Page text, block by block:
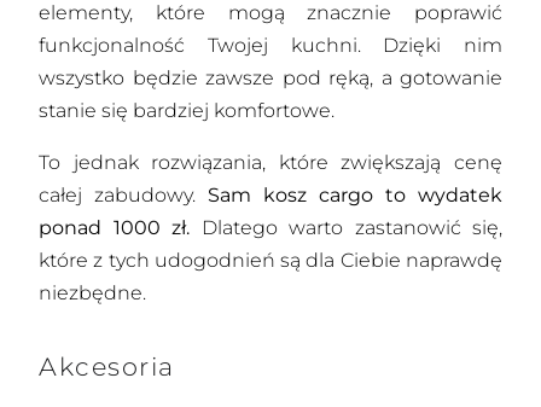
elementy, które mogą znacznie poprawić
funkcjonalność Twojej kuchni. Dzięki nim
wszystko będzie zawsze pod ręką, a gotowanie
stanie się bardziej komfortowe.
To jednak rozwiązania, które zwiększają cenę
całej zabudowy. Sam kosz cargo to wydatek
ponad 1000 zł.
Dlatego warto zastanowić się,
które z tych udogodnień są dla Ciebie naprawdę
niezbędne.
Akcesoria